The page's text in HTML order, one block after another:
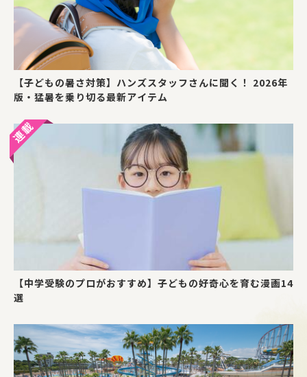
【子どもの暑さ対策】ハンズスタッフさんに聞く！ 2026年
版・猛暑を乗り切る最新アイテム
【中学受験のプロがおすすめ】子どもの好奇心を育む漫画14
選